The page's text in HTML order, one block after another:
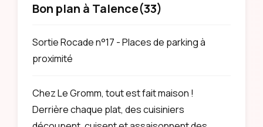
Bon plan à Talence(33)
Sortie Rocade n°17 - Places de parking à
proximité
Chez Le Gromm, tout est fait maison !
Derrière chaque plat, des cuisiniers